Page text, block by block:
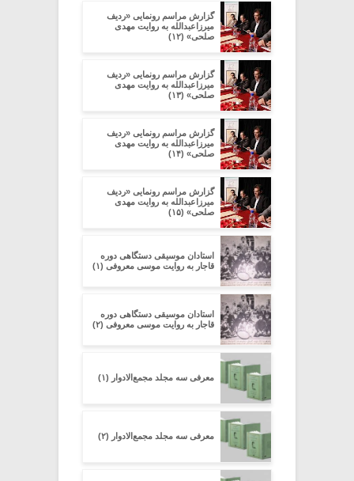
گزارش مراسم رونمایی «ردیف
میرزاعبدالله به روایت مهدی
صلحی» (۱۲)
گزارش مراسم رونمایی «ردیف
میرزاعبدالله به روایت مهدی
صلحی» (۱۳)
گزارش مراسم رونمایی «ردیف
میرزاعبدالله به روایت مهدی
صلحی» (۱۴)
گزارش مراسم رونمایی «ردیف
میرزاعبدالله به روایت مهدی
صلحی» (۱۵)
استادان موسیقی دستگاهی دوره
قاجار به روایت موسی معروفی (۱)
استادان موسیقی دستگاهی دوره
قاجار به روایت موسی معروفی (۲)
معرفی سه مجلد مجمع‌الادوار (۱)
معرفی سه مجلد مجمع‌الادوار (۲)